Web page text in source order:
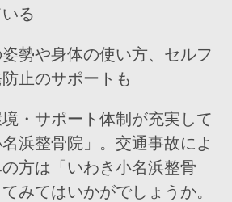
る
姿勢や身体の使い方、セルフ
止のサポートも
・サポート体制が充実して
浜整骨院」。交通事故によ
方は「いわき小名浜整骨
みてはいかがでしょうか。